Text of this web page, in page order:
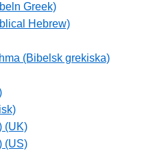
Greek)
Hebrew)
(Bibelsk grekiska)
(UK)
(US)